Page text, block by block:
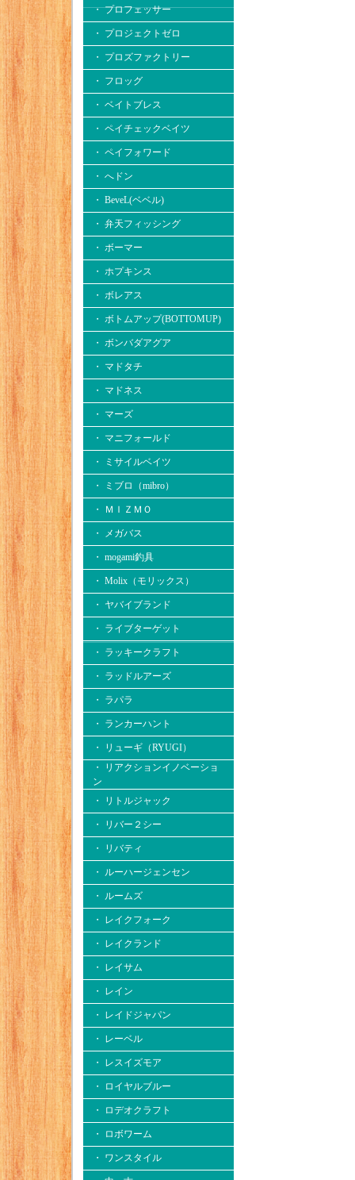
・ プロフェッサー
・ プロジェクトゼロ
・ プロズファクトリー
・ フロッグ
・ ベイトブレス
・ ペイチェックベイツ
・ ペイフォワード
・ へドン
・ BeveL(ベベル)
・ 弁天フィッシング
・ ボーマー
・ ホプキンス
・ ボレアス
・ ボトムアップ(BOTTOMUP)
・ ボンバダアグア
・ マドタチ
・ マドネス
・ マーズ
・ マニフォールド
・ ミサイルベイツ
・ ミブロ（mibro）
・ ＭＩＺＭＯ
・ メガバス
・ mogami釣具
・ Molix（モリックス）
・ ヤバイブランド
・ ライブターゲット
・ ラッキークラフト
・ ラッドルアーズ
・ ラパラ
・ ランカーハント
・ リューギ（RYUGI）
・ リアクションイノベーショ
ン
・ リトルジャック
・ リバー２シー
・ リバティ
・ ルーハージェンセン
・ ルームズ
・ レイクフォーク
・ レイクランド
・ レイサム
・ レイン
・ レイドジャパン
・ レーベル
・ レスイズモア
・ ロイヤルブルー
・ ロデオクラフト
・ ロボワーム
・ ワンスタイル